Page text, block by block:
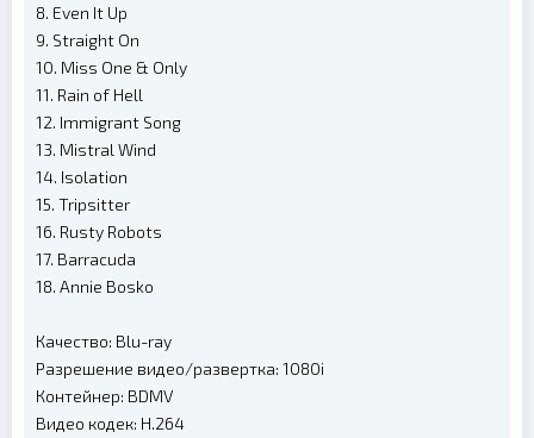
8. Even It Up
9. Straight On
10. Miss One & Only
11. Rain of Hell
12. Immigrant Song
13. Mistral Wind
14. Isolation
15. Tripsitter
16. Rusty Robots
17. Barracuda
18. Annie Bosko
Качество: Blu-ray
Разрешение видео/развертка: 1080i
Контейнер: BDMV
Видео кодек: H.264